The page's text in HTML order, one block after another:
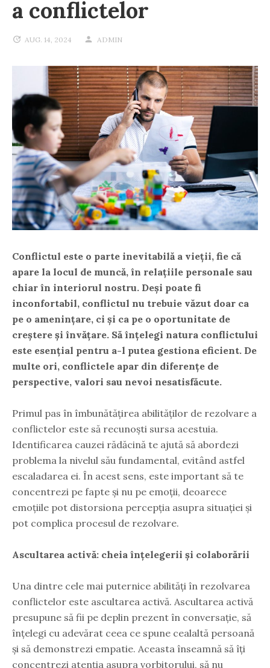
a conflictelor
AUG. 14, 2024 ADMIN
Conflictul este o parte inevitabilă a vieții, fie că
apare la locul de muncă, în relațiile personale sau
chiar în interiorul nostru. Deși poate fi
inconfortabil, conflictul nu trebuie văzut doar ca
pe o amenințare, ci și ca pe o oportunitate de
creștere și învățare. Să înțelegi natura conflictului
este esențial pentru a-l putea gestiona eficient. De
multe ori, conflictele apar din diferențe de
perspective, valori sau nevoi nesatisfăcute.
Primul pas în îmbunătățirea abilităților de rezolvare a
conflictelor este să recunoști sursa acestuia.
Identificarea cauzei rădăcină te ajută să abordezi
problema la nivelul său fundamental, evitând astfel
escaladarea ei. În acest sens, este important să te
concentrezi pe fapte și nu pe emoții, deoarece
emoțiile pot distorsiona percepția asupra situației și
pot complica procesul de rezolvare.
Ascultarea activă: cheia înțelegerii și colaborării
Una dintre cele mai puternice abilități în rezolvarea
conflictelor este ascultarea activă. Ascultarea activă
presupune să fii pe deplin prezent în conversație, să
înțelegi cu adevărat ceea ce spune cealaltă persoană
și să demonstrezi empatie. Aceasta înseamnă să îți
concentrezi atenția asupra vorbitorului, să nu